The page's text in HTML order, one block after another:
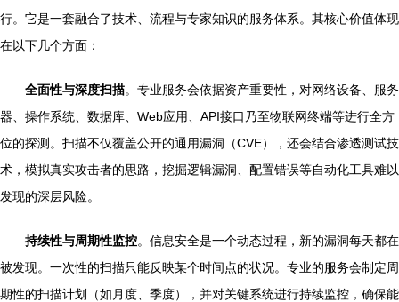
行。它是一套融合了技术、流程与专家知识的服务体系。其核心价值体现
在以下几个方面：
全面性与深度扫描。专业服务会依据资产重要性，对网络设备、服务
器、操作系统、数据库、Web应用、API接口乃至物联网终端等进行全方
位的探测。扫描不仅覆盖公开的通用漏洞（CVE），还会结合渗透测试技
术，模拟真实攻击者的思路，挖掘逻辑漏洞、配置错误等自动化工具难以
发现的深层风险。
持续性与周期性监控。信息安全是一个动态过程，新的漏洞每天都在
被发现。一次性的扫描只能反映某个时间点的状况。专业的服务会制定周
期性的扫描计划（如月度、季度），并对关键系统进行持续监控，确保能